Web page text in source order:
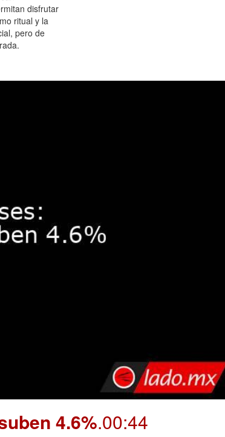
disfrutar
ritual y la
pero de
4.6%.00:44